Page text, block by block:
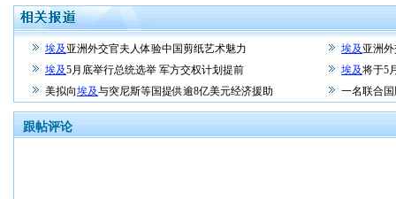
埃及 亚洲外交官夫人体验中国剪纸艺术魅力 埃及 亚洲
埃及5月底举行总统选举 军方交权计划提前 埃及将于5
美拟向埃及与突尼斯等国提供逾8亿美元经济援助 一名联合
跟帖评论